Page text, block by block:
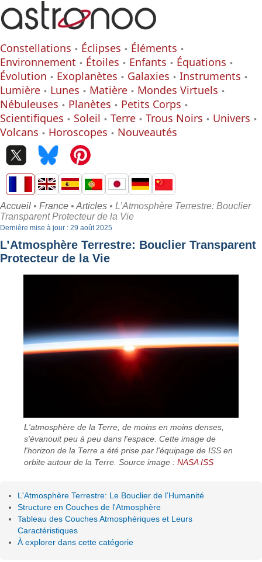
Constellations Éclipses
Éléments
Environnement
Étoiles Enfants
Équations
Évolution
Exoplanètes Galaxies
Instruments
Lumière
Lunes Matière
Mondes Virtuels
Nébuleuses
Planètes
Petits Corps
Scientifiques
Soleil Terre Trous Noirs
Univers
Volcans
Horoscopes Nouveautés
Accueil • France • Articles • L’Atmosphère Terrestre: Bouclier
Transparent Protecteur de la Vie
Dernière mise à jour : 29 août 2025
L’Atmosphère Terrestre: Bouclier Transparent
Protecteur de la Vie
L'atmosphère de la Terre, de moins en moins denses,
s'évanouit peu à peu dans l'espace. Cette image de
l'horizon de la Terre a été prise par l'équipage de ISS en
orbite autour de la Terre. Source image :NASA ISS
L'Atmosphère Terrestre: Le Bouclier de l’Humanité
Structure en Couches de l'Atmosphère
Tableau des Couches Atmosphériques et Leurs
Caractéristiques
À explorer dans cette catégorie